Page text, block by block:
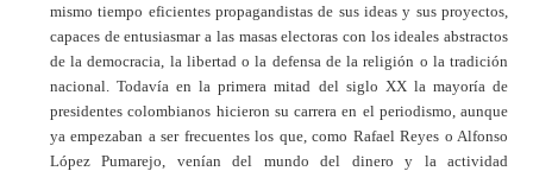
mismo tiempo eficientes propagandistas de sus ideas y sus proyectos,
capaces de entusiasmar a las masas electoras con los ideales abstractos
de la democracia, la libertad o la defensa de la religión o la tradición
nacional. Todavía en la primera mitad del siglo XX la mayoría de
presidentes colombianos hicieron su carrera en el periodismo, aunque
ya empezaban a ser frecuentes los que, como Rafael Reyes o Alfonso
López Pumarejo, venían del mundo del dinero y la actividad